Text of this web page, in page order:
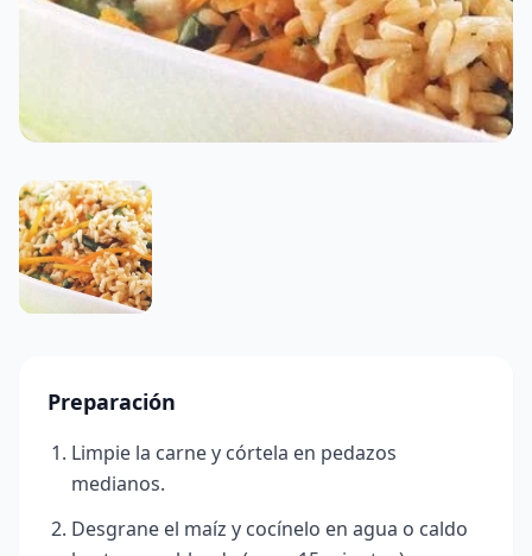
Preparación
Limpie la carne y córtela en pedazos
medianos.
Desgrane el maíz y cocínelo en agua o caldo